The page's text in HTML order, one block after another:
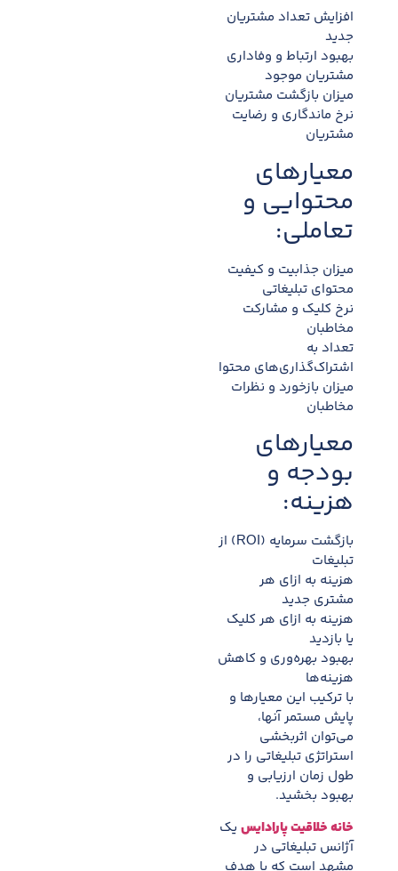
افزایش تعداد مشتریان
جدید
بهبود ارتباط و وفاداری
مشتریان موجود
میزان بازگشت مشتریان
نرخ ماندگاری و رضایت
مشتریان
معیارهای
محتوایی و
تعاملی:
میزان جذابیت و کیفیت
محتوای تبلیغاتی
نرخ کلیک و مشارکت
مخاطبان
تعداد به
اشتراک‌گذاری‌های محتوا
میزان بازخورد و نظرات
مخاطبان
معیارهای
بودجه و
هزینه:
بازگشت سرمایه (ROI) از
تبلیغات
هزینه به ازای هر
مشتری جدید
هزینه به ازای هر کلیک
یا بازدید
بهبود بهره‌وری و کاهش
هزینه‌ها
با ترکیب این معیارها و
پایش مستمر آنها،
می‌توان اثربخشی
استراتژی تبلیغاتی را در
طول زمان ارزیابی و
بهبود بخشید.
خانه خلاقیت پارادایس یک
آژانس تبلیغاتی در